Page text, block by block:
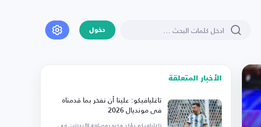
دخول
الأخبار المتعلقة
تاغليافيكو: علينا أن نفخر بما قدمناه
في مونديال 2026